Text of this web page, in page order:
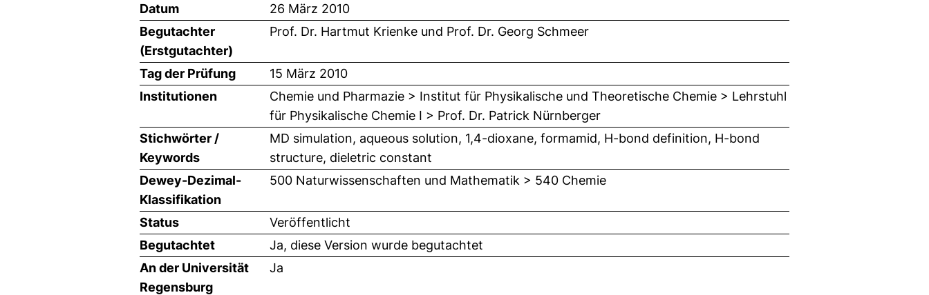
Datum
26 März 2010
Begutachter
(Erstgutachter)
Prof. Dr. Hartmut Krienke und Prof. Dr. Georg Schmeer
Tag der Prüfung
15 März 2010
Institutionen
Chemie und Pharmazie > Institut für Physikalische und Theoretische Chemie > Lehrstuhl
für Physikalische Chemie I > Prof. Dr. Patrick Nürnberger
Stichwörter /
Keywords
MD simulation, aqueous solution, 1,4-dioxane, formamid, H-bond definition, H-bond
structure, dieletric constant
Dewey-Dezimal-
Klassifikation
500 Naturwissenschaften und Mathematik > 540 Chemie
Status
Veröffentlicht
Begutachtet
Ja, diese Version wurde begutachtet
An der Universität
Regensburg
Ja